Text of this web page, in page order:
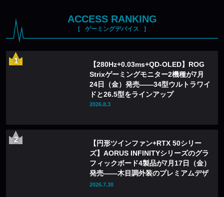
ACCESS RANKING
ゲーミングデバイス
【280Hz+0.03ms+QD-OLED】ROG
Strixゲーミングモニター2機種が7月
24日（金）発売——34型ウルトラワイ
ドと26.5型をラインアップ
2026.8.3
【円形ツインファン+RTX 50シリー
ズ】AORUS INFINITYシリーズのグラ
フィックボード4製品が7月17日（金）
発売——木目調外装のプレミアムデザ
インを採用
2026.7.30